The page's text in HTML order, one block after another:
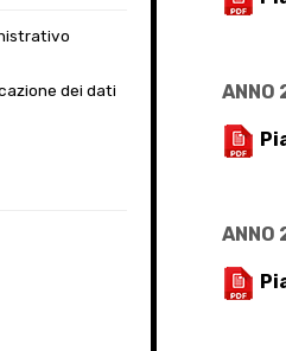
dei dati
ANNO
ANNO